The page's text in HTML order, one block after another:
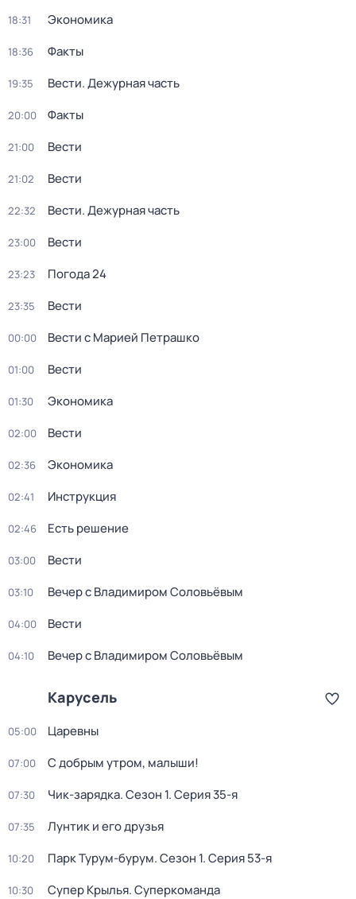
18:31 Экономика
18:36 Факты
19:35 Вести. Дежурная часть
20:00 Факты
21:00 Вести
21:02 Вести
22:32 Вести. Дежурная часть
23:00 Вести
23:23 Погода 24
23:35 Вести
00:00 Вести с Марией Петрашко
01:00 Вести
01:30 Экономика
02:00 Вести
02:36 Экономика
02:41 Инструкция
02:46 Есть решение
03:00 Вести
03:10 Вечер с Владимиром Соловьёвым
04:00 Вести
04:10 Вечер с Владимиром Соловьёвым
Карусель
05:00 Царевны
07:00 С добрым утром, малыши!
07:30 Чик-зарядка. Сезон 1. Серия 35-я
07:35 Лунтик и его друзья
10:20 Парк Турум-бурум. Сезон 1. Серия 53-я
10:30 Супер Крылья. Суперкоманда